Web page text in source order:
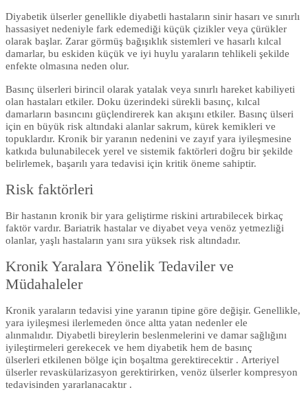
Diyabetik ülserler genellikle diyabetli hastaların sinir hasarı ve sınırlı
hassasiyet nedeniyle fark edemediği küçük çizikler veya çürükler
olarak başlar. Zarar görmüş bağışıklık sistemleri ve hasarlı kılcal
damarlar, bu eskiden küçük ve iyi huylu yaraların tehlikeli şekilde
enfekte olmasına neden olur.
Basınç ülserleri birincil olarak yatalak veya sınırlı hareket kabiliyeti
olan hastaları etkiler. Doku üzerindeki sürekli basınç, kılcal
damarların basıncını güçlendirerek kan akışını etkiler. Basınç ülseri
için en büyük risk altındaki alanlar sakrum, kürek kemikleri ve
topuklardır. Kronik bir yaranın nedenini ve zayıf yara iyileşmesine
katkıda bulunabilecek yerel ve sistemik faktörleri doğru bir şekilde
belirlemek, başarılı yara tedavisi için kritik öneme sahiptir.
Risk faktörleri
Bir hastanın kronik bir yara geliştirme riskini artırabilecek birkaç
faktör vardır. Bariatrik hastalar ve diyabet veya venöz yetmezliği
olanlar, yaşlı hastaların yanı sıra yüksek risk altındadır.
Kronik Yaralara Yönelik Tedaviler ve
Müdahaleler
Kronik yaraların tedavisi yine yaranın tipine göre değişir. Genellikle,
yara iyileşmesi ilerlemeden önce altta yatan nedenler ele
alınmalıdır. Diyabetli bireylerin beslenmelerini ve damar sağlığını
iyileştirmeleri gerekecek ve hem diyabetik hem de basınç
ülserleri etkilenen bölge için boşaltma gerektirecektir . Arteriyel
ülserler revaskülarizasyon gerektirirken, venöz ülserler kompresyon
tedavisinden yararlanacaktır .